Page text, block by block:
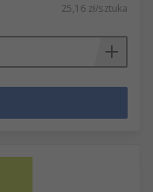
25,16 zł/sztuka